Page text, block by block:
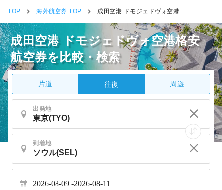
TOP 海外航空券 TOP 成田空港 ドモジェドヴォ空港
成田空港 ドモジェドヴォ空港格安
航空券を比較・検索
片道 往復 周遊
出発地
到着地
2026-08-09 2026-08-11